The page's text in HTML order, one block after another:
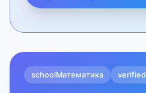
schoolМатематика verified